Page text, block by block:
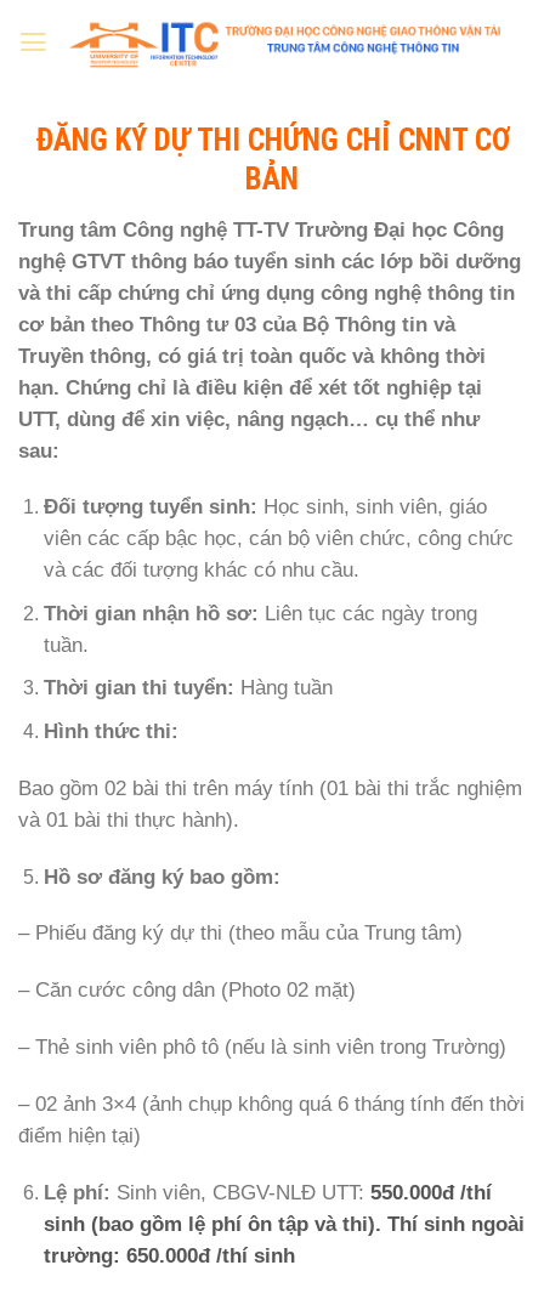
ĐĂNG KÝ DỰ THI CHỨNG CHỈ CNNT CƠ
BẢN
Trung tâm Công nghệ TT-TV Trường Đại học Công
nghệ GTVT thông báo tuyển sinh các lớp bồi dưỡng
và thi cấp chứng chỉ ứng dụng công nghệ thông tin
cơ bản theo Thông tư 03 của Bộ Thông tin và
Truyền thông, có giá trị toàn quốc và không thời
hạn. Chứng chỉ là điều kiện để xét tốt nghiệp tại
UTT, dùng để xin việc, nâng ngạch… cụ thể như
sau:
Đối tượng tuyển sinh: Học sinh, sinh viên, giáo
viên các cấp bậc học, cán bộ viên chức, công chức
và các đối tượng khác có nhu cầu.
Thời gian nhận hồ sơ: Liên tục các ngày trong
tuần.
Thời gian thi tuyển: Hàng tuần
Hình thức thi:
Bao gồm 02 bài thi trên máy tính (01 bài thi trắc nghiệm
và 01 bài thi thực hành).
Hồ sơ đăng ký bao gồm:
– Phiếu đăng ký dự thi (theo mẫu của Trung tâm)
– Căn cước công dân (Photo 02 mặt)
– Thẻ sinh viên phô tô (nếu là sinh viên trong Trường)
– 02 ảnh 3×4 (ảnh chụp không quá 6 tháng tính đến thời
điểm hiện tại)
Lệ phí: Sinh viên, CBGV-NLĐ UTT: 550.000đ /thí
sinh (bao gồm lệ phí ôn tập và thi). Thí sinh ngoài
trường: 650.000đ /thí sinh